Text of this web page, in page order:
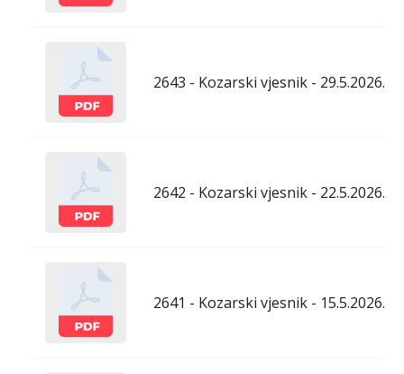
2643 - Kozarski vjesnik - 29.5.2026.
2642 - Kozarski vjesnik - 22.5.2026.
2641 - Kozarski vjesnik - 15.5.2026.